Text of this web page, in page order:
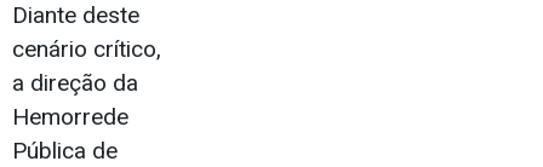
Diante deste
cenário crítico,
a direção da
Hemorrede
Pública de